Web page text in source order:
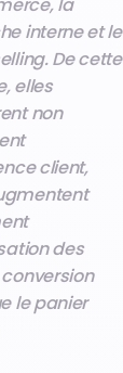
interne et le
De cette
elles
non
client,
des
le panier